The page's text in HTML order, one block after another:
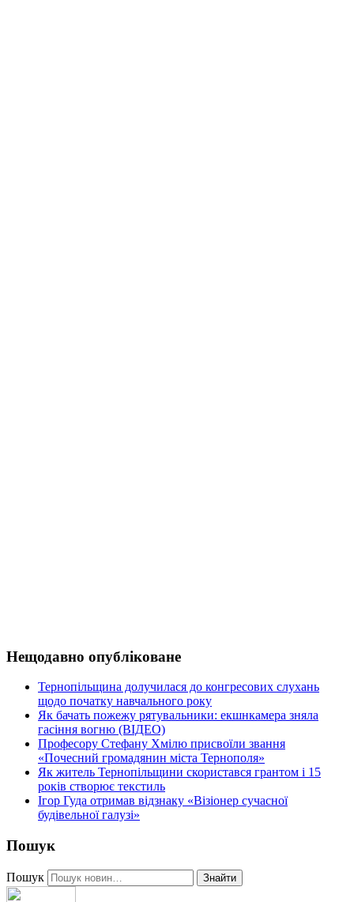
Нещодавно опубліковане
Тернопільщина долучилася до конгресових слухань
щодо початку навчального року
Як бачать пожежу рятувальники: екшнкамера зняла
гасіння вогню (ВІДЕО)
Професору Стефану Хмілю присвоїли звання
«Почесний громадянин міста Тернополя»
Як житель Тернопільщини скористався грантом і 15
років створює текстиль
Ігор Гуда отримав відзнаку «Візіонер сучасної
будівельної галузі»
Пошук
Пошук Знайти